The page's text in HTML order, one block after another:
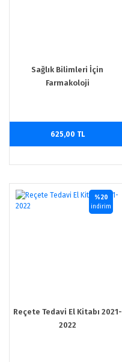
Sağlık Bilimleri İçin
Farmakoloji
625,00 TL
Reçete Tedavi El Kitabı 2021-
2022
%20
indirim